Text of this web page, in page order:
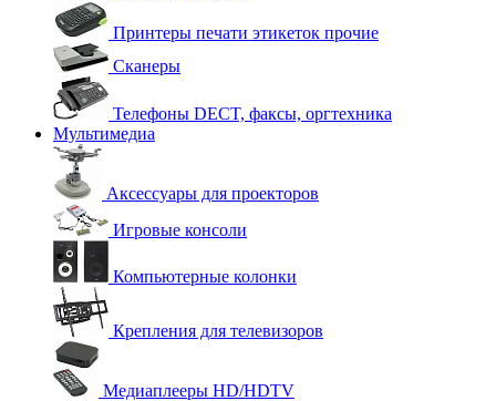
Принтеры печати этикеток прочие
Сканеры
Телефоны DECT, факсы, оргтехника
Мультимедиа
Аксессуары для проекторов
Игровые консоли
Компьютерные колонки
Крепления для телевизоров
Медиаплееры HD/HDTV